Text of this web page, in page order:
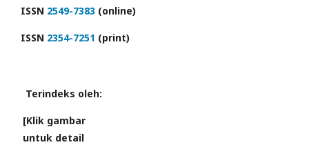
ISSN 2549-7383 (online)
ISSN 2354-7251 (print)
Terindeks oleh:
[Klik gambar
untuk detail